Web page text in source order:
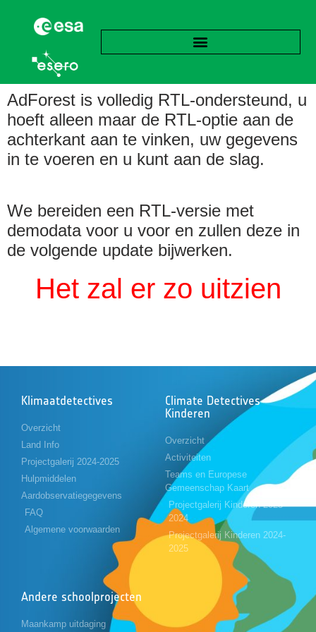
AdForest is volledig RTL-ondersteund, u
hoeft alleen maar de RTL-optie aan de
achterkant aan te vinken, uw gegevens
in te voeren en u kunt aan de slag.
We bereiden een RTL-versie met
demodata voor u voor en zullen deze in
de volgende update bijwerken.
Het zal er zo uitzien
Klimaatdetectives
Overzicht
Land Info
Projectgalerij 2024-2025
Hulpmiddelen
Aardobservatiegegevens
FAQ
Algemene voorwaarden
Climate Detectives
Kinderen
Overzicht
Activiteiten
Teams en Europese
Gemeenschap Kaart
Projectgalerij Kinderen 2023-
2024
Projectgalerij Kinderen 2024-
2025
Andere schoolprojecten
Maankamp uitdaging